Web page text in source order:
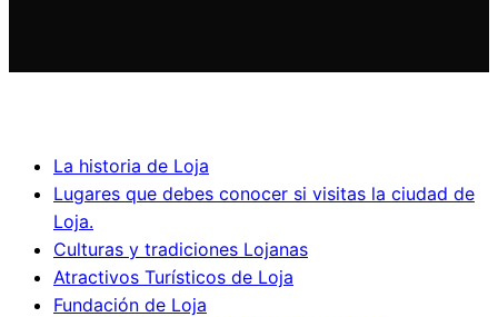
La historia de Loja
Lugares que debes conocer si visitas la ciudad de
Loja.
Culturas y tradiciones Lojanas
Atractivos Turísticos de Loja
Fundación de Loja